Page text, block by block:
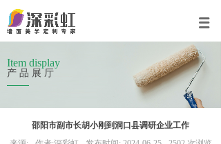
产品展厅
Item display
邵阳市副市长胡小刚到洞口县调研企业工作